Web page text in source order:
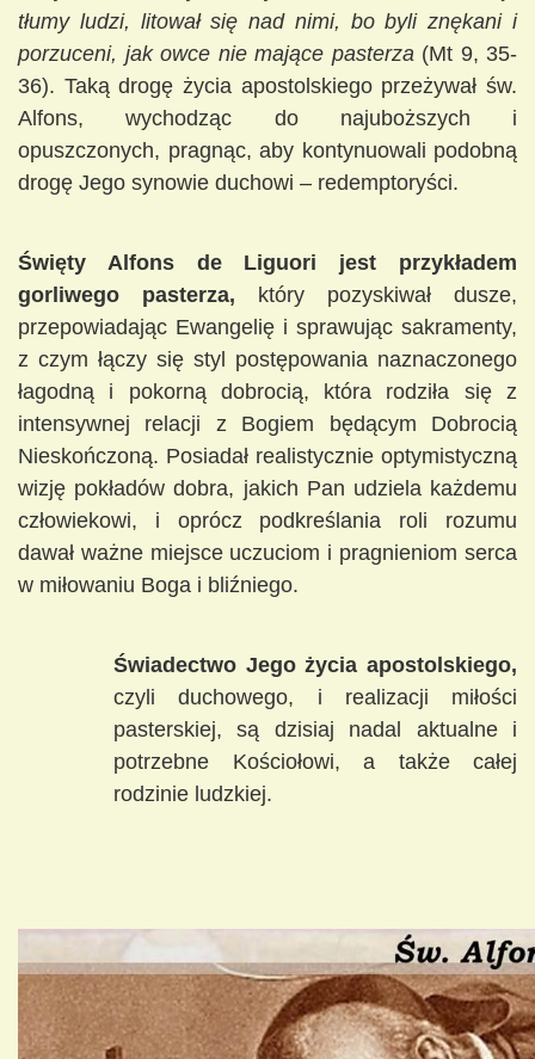
tłumy ludzi, litował się nad nimi, bo byli znękani i
porzuceni, jak owce nie mające pasterza(Mt 9, 35-
36). Taką drogę życia apostolskiego przeżywał św.
Alfons, wychodząc do najuboższych i
opuszczonych, pragnąc, aby kontynuowali podobną
drogę Jego synowie duchowi – redemptoryści.
Święty Alfons de Liguori jest przykładem
gorliwego pasterza, który pozyskiwał dusze,
przepowiadając Ewangelię i sprawując sakramenty,
z czym łączy się styl postępowania naznaczonego
łagodną i pokorną dobrocią, która rodziła się z
intensywnej relacji z Bogiem będącym Dobrocią
Nieskończoną. Posiadał realistycznie optymistyczną
wizję pokładów dobra, jakich Pan udziela każdemu
człowiekowi, i oprócz podkreślania roli rozumu
dawał ważne miejsce uczuciom i pragnieniom serca
w miłowaniu Boga i bliźniego.
Świadectwo Jego życia apostolskiego,
czyli duchowego, i realizacji miłości
pasterskiej, są dzisiaj nadal aktualne i
potrzebne Kościołowi, a także całej
rodzinie ludzkiej.